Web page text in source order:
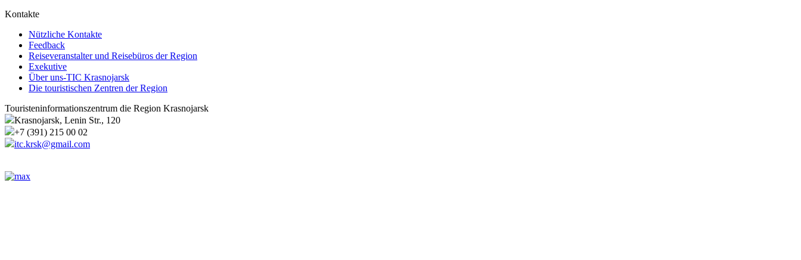
Kontakte
Nützliche Kontakte
Feedback
Reiseveranstalter und Reisebüros der Region
Exekutive
Über uns-TIC Krasnojarsk
Die touristischen Zentren der Region
Touristeninformationszentrum die Region Krasnojarsk
Krasnojarsk, Lenin Str., 120
+7 (391) 215 00 02
itc.krsk@gmail.com